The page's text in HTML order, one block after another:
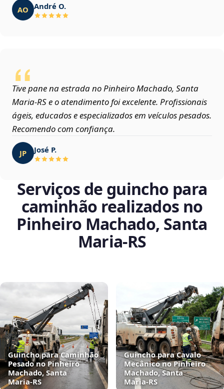
AO André O.
Tive pane na estrada no Pinheiro Machado, Santa
Maria‑RS e o atendimento foi excelente. Profissionais
ágeis, educados e especializados em veículos pesados.
Recomendo com confiança.
JP José P.
Serviços de guincho para
caminhão realizados no
Pinheiro Machado, Santa
Maria‑RS
Guincho para Caminhão
Pesado no Pinheiro
Machado, Santa
Maria‑RS
Guincho para Cavalo
Mecânico no Pinheiro
Machado, Santa
Maria‑RS